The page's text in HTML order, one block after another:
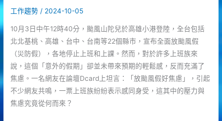
工作趨勢 / 2024-10-05
10月3日中午12時40分，颱風山陀兒於高雄小港登陸，全台包括
北北基桃、高雄、台中、台南等22個縣市，宣布全面放颱風假
（災防假），各地停止上班和上課。然而，對於許多上班族來
說，這個「意外的假期」卻並未帶來預期的輕鬆感，反而充滿了
焦慮。一名網友在論壇Dcard上坦言：「放颱風假好焦慮」，引起
不少網友共鳴，一票上班族紛紛表示感同身受，這其中的壓力與
焦慮究竟從何而來？